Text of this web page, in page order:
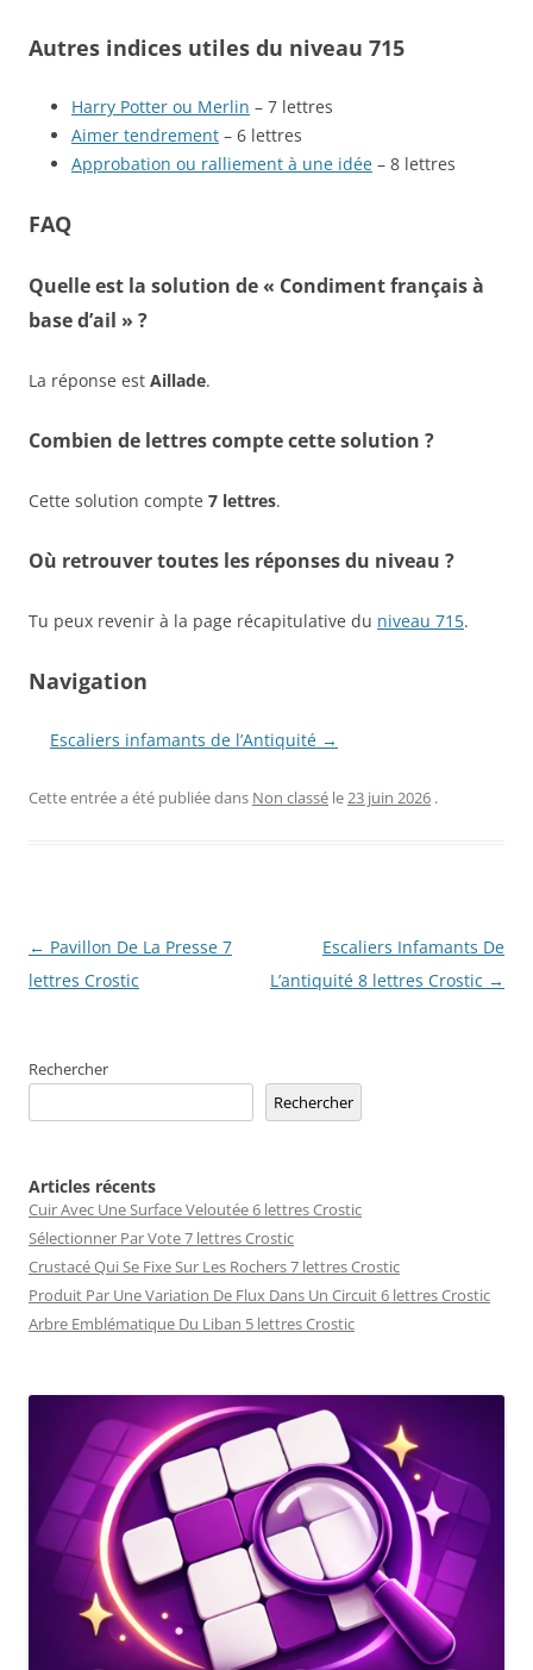
Autres indices utiles du niveau 715
Harry Potter ou Merlin – 7 lettres
Aimer tendrement – 6 lettres
Approbation ou ralliement à une idée – 8 lettres
FAQ
Quelle est la solution de « Condiment français à
base d’ail » ?
La réponse est Aillade.
Combien de lettres compte cette solution ?
Cette solution compte 7 lettres.
Où retrouver toutes les réponses du niveau ?
Tu peux revenir à la page récapitulative du niveau 715.
Navigation
Escaliers infamants de l’Antiquité →
Cette entrée a été publiée dans Non classé le23 juin 2026 .
Navigation
des
← Pavillon De La Presse 7
lettres Crostic
Escaliers Infamants De
L’antiquité 8 lettres Crostic →
Rechercher
Rechercher
Articles récents
Cuir Avec Une Surface Veloutée 6 lettres Crostic
Sélectionner Par Vote 7 lettres Crostic
Crustacé Qui Se Fixe Sur Les Rochers 7 lettres Crostic
Produit Par Une Variation De Flux Dans Un Circuit 6 lettres Crostic
Arbre Emblématique Du Liban 5 lettres Crostic